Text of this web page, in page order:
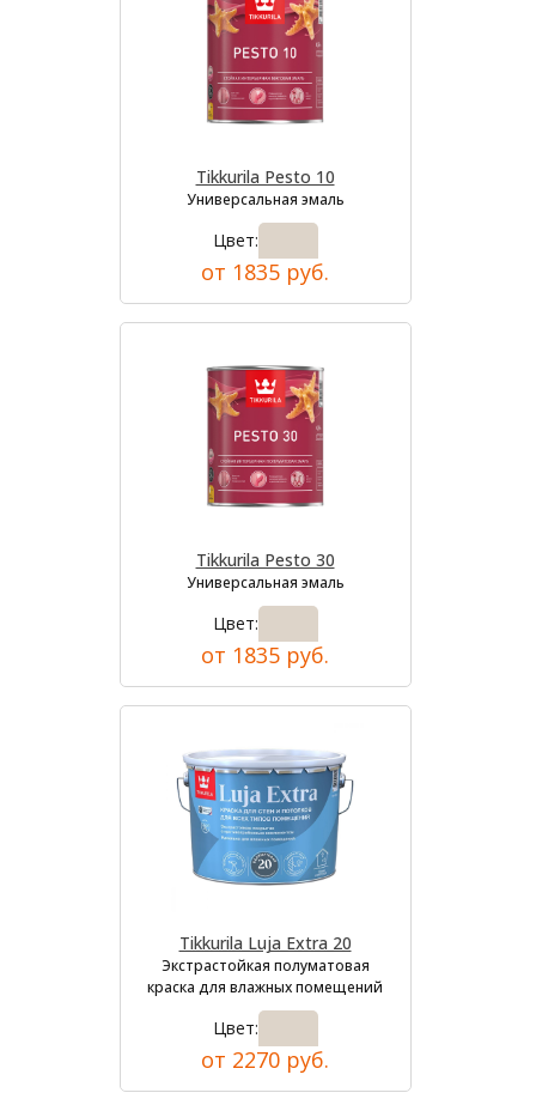
Tikkurila Pesto 10
Универсальная эмаль
Цвет:
от 1835 руб.
Tikkurila Pesto 30
Универсальная эмаль
Цвет:
от 1835 руб.
Tikkurila Luja Extra 20
Экстрастойкая полуматовая
краска для влажных помещений
Цвет:
от 2270 руб.